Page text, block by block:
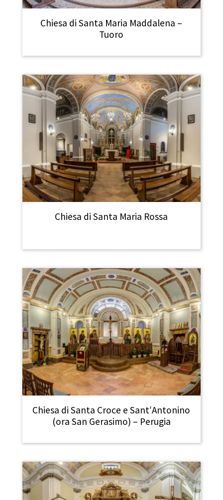
Chiesa di Santa Maria Maddalena –
Tuoro
Chiesa di Santa Maria Rossa
Chiesa di Santa Croce e Sant′Antonino
(ora San Gerasimo) – Perugia